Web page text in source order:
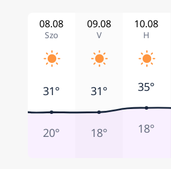
Szo
08.08
V
09.08
H
10.08
31°
20°
31°
18°
35°
18°